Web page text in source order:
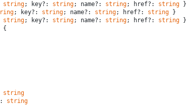
string; key?: string; name?: string; href?: string }
; key?: string; name?: string; href?: string }
string; key?: string; name?: string; href?: string }
{
string
string